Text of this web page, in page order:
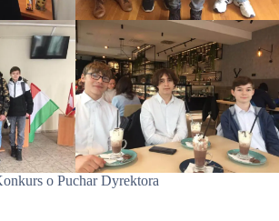
o Puchar Dyrektora